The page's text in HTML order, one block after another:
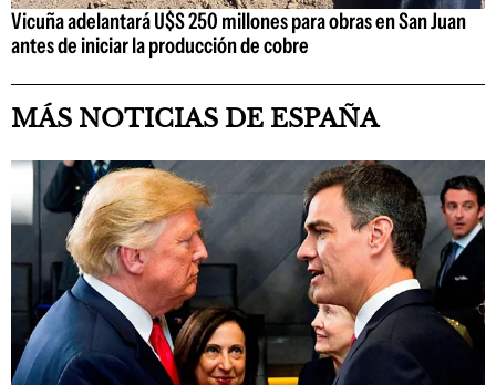
Vicuña adelantará U$S 250 millones para obras en San Juan
antes de iniciar la producción de cobre
MÁS NOTICIAS DE ESPAÑA